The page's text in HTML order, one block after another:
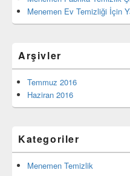
Menemen Ev Temizliği İçin
Arşivler
Temmuz 2016
Haziran 2016
Kategoriler
Menemen Temizlik